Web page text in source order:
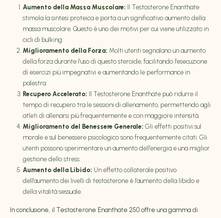
Aumento della Massa Muscolare: Il Testosterone Enanthate
stimola la sintesi proteica e porta a un significativo aumento della
massa muscolare. Questo è uno dei motivi per cui viene utilizzato in
cicli di bulking.
Miglioramento della Forza: Molti utenti segnalano un aumento
della forza durante l’uso di questo steroide, facilitando l’esecuzione
di esercizi più impegnativi e aumentando le performance in
palestra.
Recupero Accelerato: Il Testosterone Enanthate può ridurre il
tempo di recupero tra le sessioni di allenamento, permettendo agli
atleti di allenarsi più frequentemente e con maggiore intensità.
Miglioramento del Benessere Generale: Gli effetti positivi sul
morale e sul benessere psicologico sono frequentemente citati. Gli
utenti possono sperimentare un aumento dell’energia e una miglior
gestione dello stress.
Aumento della Libido: Un effetto collaterale positivo
dell’aumento dei livelli di testosterone è l’aumento della libido e
della vitalità sessuale.
In conclusione, il Testosterone Enanthate 250 offre una gamma di